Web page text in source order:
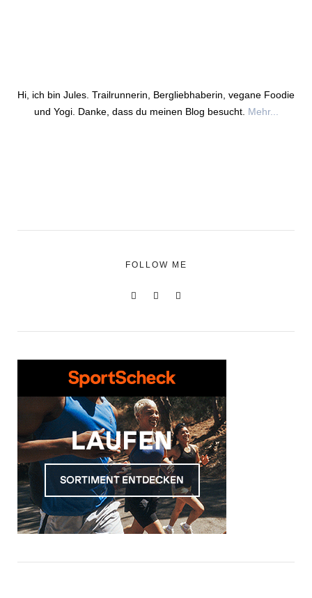
Hi, ich bin Jules. Trailrunnerin, Bergliebhaberin, vegane Foodie
und Yogi. Danke, dass du meinen Blog besucht. Mehr...
FOLLOW ME